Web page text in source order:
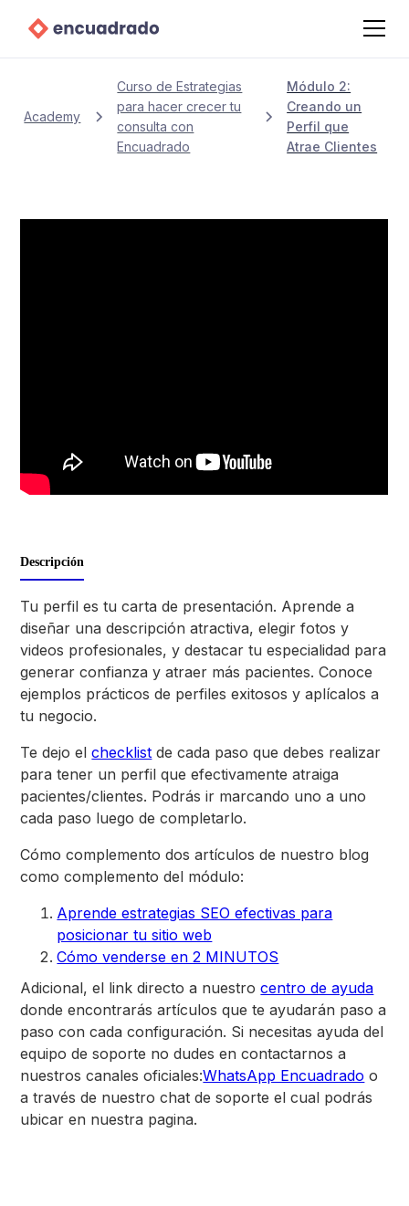
Academy
Curso de Estrategias
para hacer crecer tu
consulta con
Encuadrado
Módulo 2:
Creando un
Perfil que
Atrae Clientes
Descripción
Tu perfil es tu carta de presentación. Aprende a
diseñar una descripción atractiva, elegir fotos y
videos profesionales, y destacar tu especialidad para
generar confianza y atraer más pacientes. Conoce
ejemplos prácticos de perfiles exitosos y aplícalos a
tu negocio.
Te dejo elchecklist de cada paso que debes realizar
para tener un perfil que efectivamente atraiga
pacientes/clientes. Podrás ir marcando uno a uno
cada paso luego de completarlo.
Cómo complemento dos artículos de nuestro blog
como complemento del módulo:
Aprende estrategias SEO efectivas para
posicionar tu sitio web
Cómo venderse en 2 MINUTOS
Adicional, el link directo a nuestrocentro de ayuda
donde encontrarás artículos que te ayudarán paso a
paso con cada configuración. Si necesitas ayuda del
equipo de soporte no dudes en contactarnos a
nuestros canales oficiales:WhatsApp Encuadrado o
a través de nuestro chat de soporte el cual podrás
ubicar en nuestra pagina.